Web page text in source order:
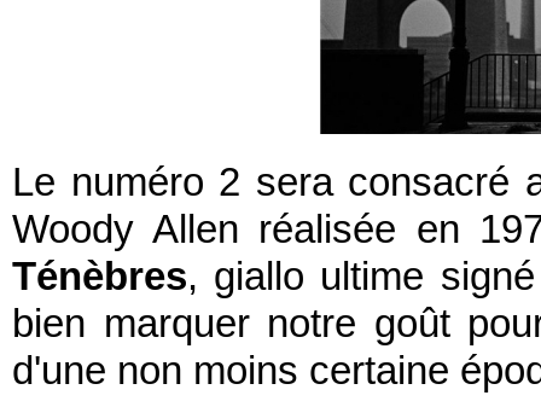
Le numéro 2 sera consacré
Woody Allen réalisée en
Ténèbres, giallo ultime
bien marquer notre goût
d'une non moins certaine